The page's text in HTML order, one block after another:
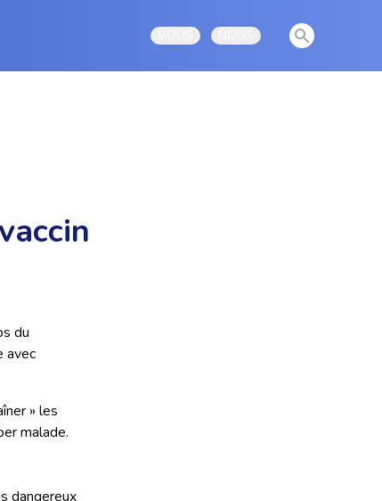
Open user menuOpen user menu
View
du
avec
» les
malade.
dangereux